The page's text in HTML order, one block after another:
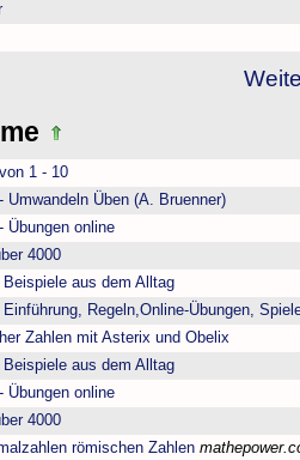
1 - 10
Umwandeln Üben (A. Bruenner)
Übungen online
4000
aus dem Alltag
Regeln,Online-Übungen,
Zahlen mit Asterix und Obelix
aus dem Alltag
Übungen online
4000
römischen Zahlen